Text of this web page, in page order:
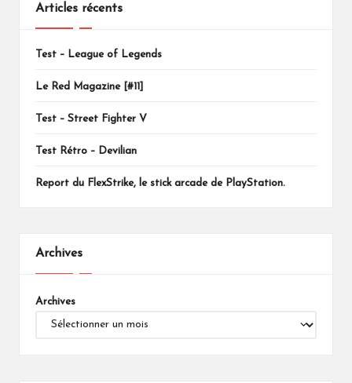
Articles récents
Test – League of Legends
Le Red Magazine [#11]
Test – Street Fighter V
Test Rétro – Devilian
Report du FlexStrike, le stick arcade de PlayStation.
Archives
Archives